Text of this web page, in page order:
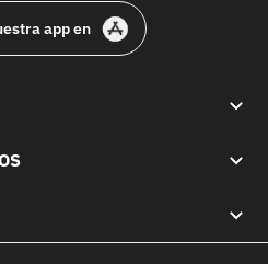
app en